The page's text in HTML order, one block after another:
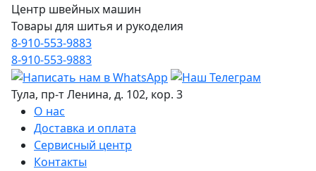
Центр швейных машин
Товары для шитья и рукоделия
8-910-553-9883
8-910-553-9883
Тула, пр-т Ленина, д. 102, кор. 3
О нас
Доставка и оплата
Сервисный центр
Контакты